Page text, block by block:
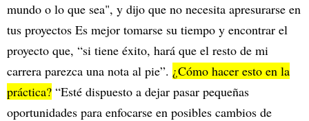
mundo o lo que sea", y dijo que no necesita apresurarse en
tus proyectos Es mejor tomarse su tiempo y encontrar el
proyecto que, “si tiene éxito, hará que el resto de mi
carrera parezca una nota al pie”. ¿Cómo hacer esto en la
práctica? “Esté dispuesto a dejar pasar pequeñas
oportunidades para enfocarse en posibles cambios de